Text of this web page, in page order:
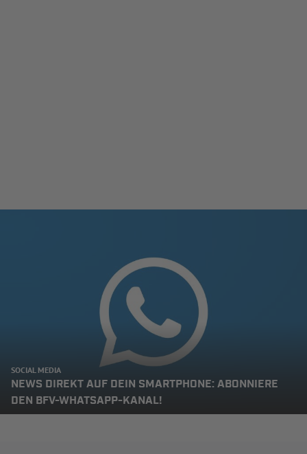
SOCIAL MEDIA
NEWS DIREKT AUF DEIN SMARTPHONE: ABONNIERE
DEN BFV-WHATSAPP-KANAL!